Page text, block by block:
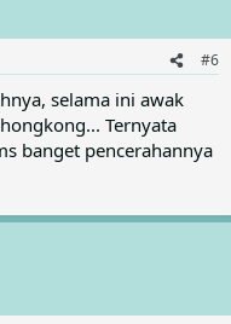
#6
selama ini awak
Ternyata
banget pencerahannya